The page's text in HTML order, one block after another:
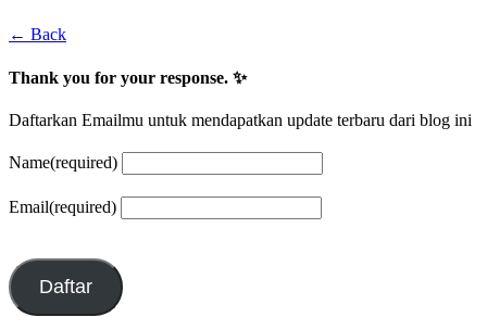
← Back
Thank you for your response. ✨
Daftarkan Emailmu untuk mendapatkan update terbaru dari blog ini
Name(required)
Email(required)
Daftar